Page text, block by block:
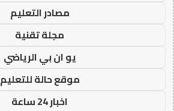
مصادر التعليم
مجلة تقنية
يو ان بي الرياضي
موقع حالة للتعليم
اخبار 24 ساعة